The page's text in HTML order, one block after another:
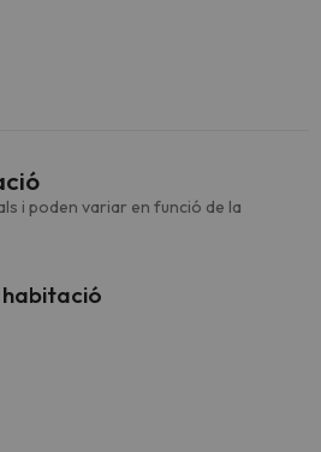
i poden variar en funció de la
habitació